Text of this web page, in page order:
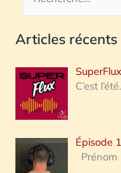
c
e
r
c
h
e
Articles récents
C’est
Épisode
Prénom